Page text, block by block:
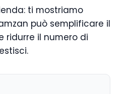
ti mostriamo
può semplificare il
ridurre il numero di